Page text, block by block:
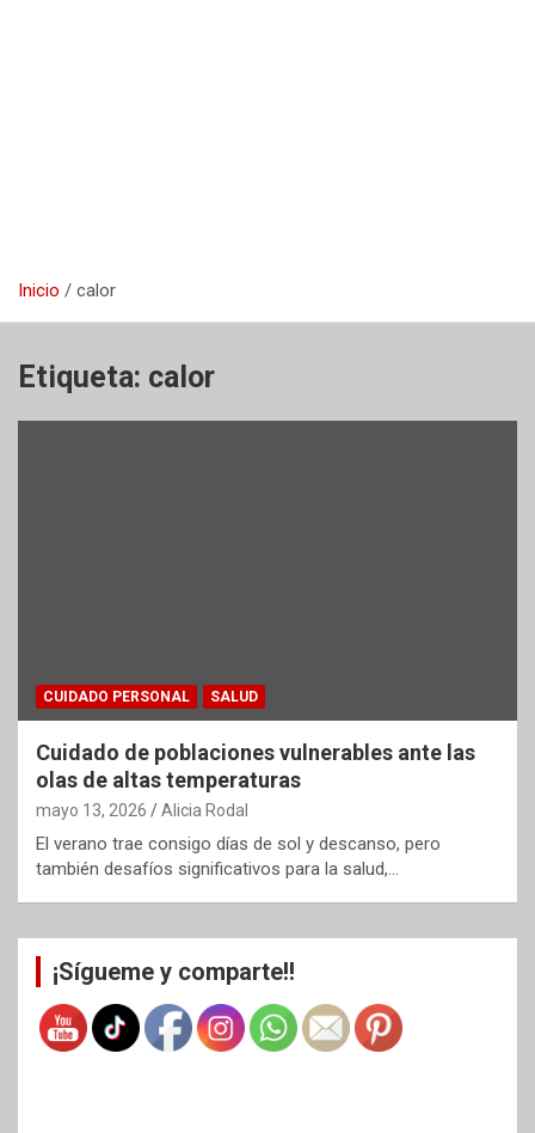
Inicio calor
Etiqueta: calor
CUIDADO PERSONAL SALUD
Cuidado de poblaciones vulnerables ante las
olas de altas temperaturas
mayo 13, 2026 Alicia Rodal
El verano trae consigo días de sol y descanso, pero
también desafíos significativos para la salud,…
¡Sígueme y comparte!!